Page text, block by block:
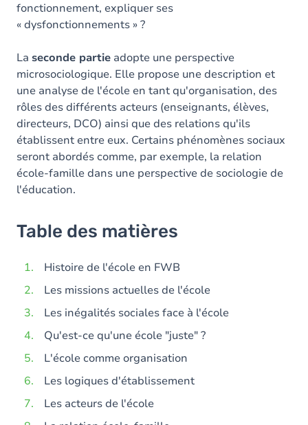
fonctionnement, expliquer ses
« dysfonctionnements » ?
La seconde partie adopte une perspective
microsociologique. Elle propose une description et
une analyse de l'école en tant qu'organisation, des
rôles des différents acteurs (enseignants, élèves,
directeurs, DCO) ainsi que des relations qu'ils
établissent entre eux. Certains phénomènes sociaux
seront abordés comme, par exemple, la relation
école-famille dans une perspective de sociologie de
l'éducation.
Table des matières
Histoire de l'école en FWB
Les missions actuelles de l'école
Les inégalités sociales face à l'école
Qu'est-ce qu'une école "juste" ?
L'école comme organisation
Les logiques d'établissement
Les acteurs de l'école